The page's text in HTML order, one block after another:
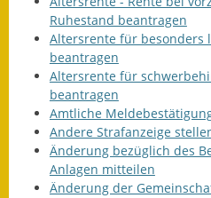
Ruhestand beantragen
Altersrente für besonders
beantragen
Altersrente für
beantragen
Amtliche
Andere Strafanzeige
Änderung bezüglich des
Anlagen mitteilen
Änderung der